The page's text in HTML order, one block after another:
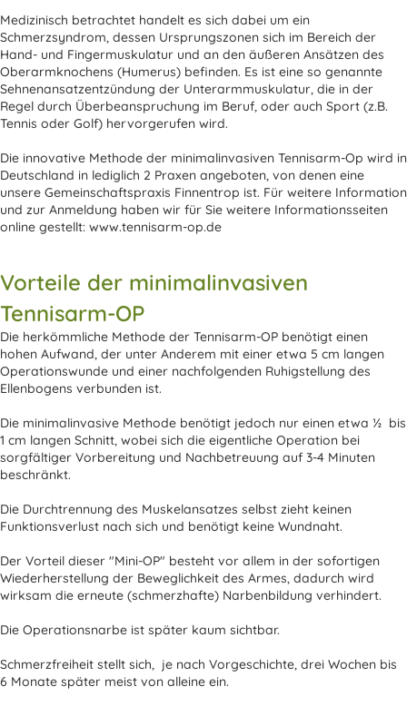
Medizinisch betrachtet handelt es sich dabei um ein
Schmerzsyndrom, dessen Ursprungszonen sich im Bereich der
Hand- und Fingermuskulatur und an den äußeren Ansätzen des
Oberarmknochens (Humerus) befinden. Es ist eine so genannte
Sehnenansatzentzündung der Unterarmmuskulatur, die in der
Regel durch Überbeanspruchung im Beruf, oder auch Sport (z.B.
Tennis oder Golf) hervorgerufen wird.
Die innovative Methode der minimalinvasiven Tennisarm-Op wird in
Deutschland in lediglich 2 Praxen angeboten, von denen eine
unsere Gemeinschaftspraxis Finnentrop ist. Für weitere Information
und zur Anmeldung haben wir für Sie weitere Informationsseiten
online gestellt: www.tennisarm-op.de
Vorteile der minimalinvasiven
Tennisarm-OP
Die herkömmliche Methode der Tennisarm-OP benötigt einen
hohen Aufwand, der unter Anderem mit einer etwa 5 cm langen
Operationswunde und einer nachfolgenden Ruhigstellung des
Ellenbogens verbunden ist.
Die minimalinvasive Methode benötigt jedoch nur einen etwa ½ bis
1 cm langen Schnitt, wobei sich die eigentliche Operation bei
sorgfältiger Vorbereitung und Nachbetreuung auf 3-4 Minuten
beschränkt.
Die Durchtrennung des Muskelansatzes selbst zieht keinen
Funktionsverlust nach sich und benötigt keine Wundnaht.
Der Vorteil dieser "Mini-OP" besteht vor allem in der sofortigen
Wiederherstellung der Beweglichkeit des Armes, dadurch wird
wirksam die erneute (schmerzhafte) Narbenbildung verhindert.
Die Operationsnarbe ist später kaum sichtbar.
Schmerzfreiheit stellt sich, je nach Vorgeschichte, drei Wochen bis
6 Monate später meist von alleine ein.